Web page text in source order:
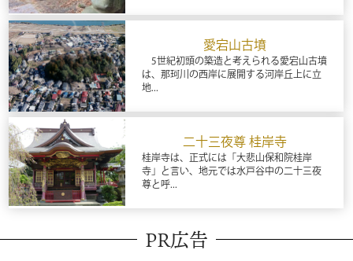
愛宕山古墳
5世紀初頭の築造と考えられる愛宕山古墳
は、那珂川の西岸に展開する河岸丘上に立
地...
二十三夜尊 桂岸寺
桂岸寺は、正式には「大悲山保和院桂岸
寺」と言い、地元では水戸谷中の二十三夜
尊と呼...
PR広告